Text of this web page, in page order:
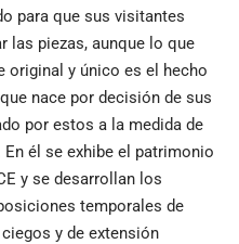
para que sus visitantes
las piezas, aunque lo que
original y único es el hecho
nace por decisión de sus
por estos a la medida de
él se exhibe el patrimonio
y se desarrollan los
temporales de
y de extensión